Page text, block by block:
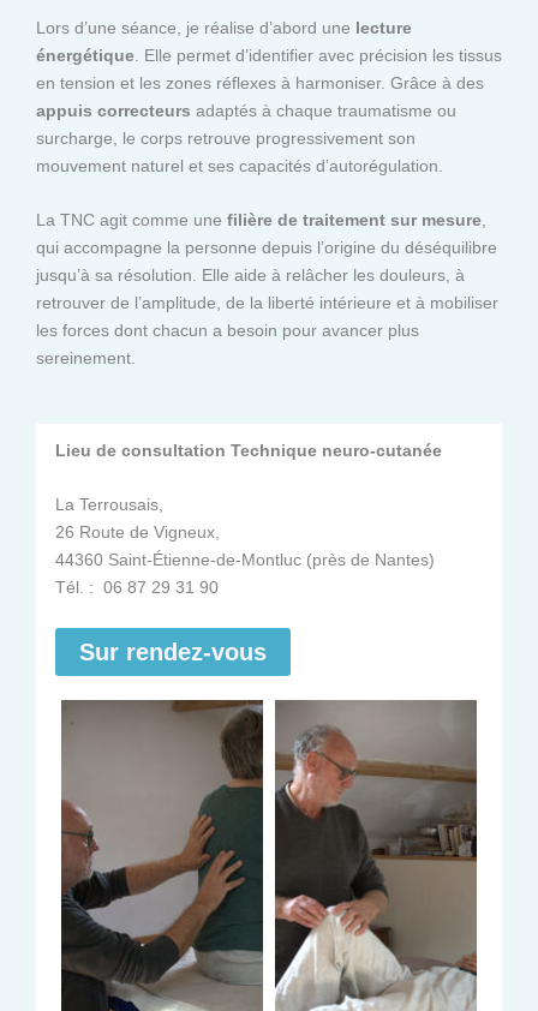
Lors d’une séance, je réalise d’abord une lecture
énergétique . Elle permet d’identifier avec précision les tissus
en tension et les zones réflexes à harmoniser. Grâce à des
appuis correcteurs adaptés à chaque traumatisme ou
surcharge, le corps retrouve progressivement son
mouvement naturel et ses capacités d’autorégulation.
La TNC agit comme une filière de traitement sur mesure,
qui accompagne la personne depuis l’origine du déséquilibre
jusqu’à sa résolution. Elle aide à relâcher les douleurs, à
retrouver de l’amplitude, de la liberté intérieure et à mobiliser
les forces dont chacun a besoin pour avancer plus
sereinement.
Lieu de consultation Technique neuro-cutanée
La Terrousais,
26 Route de Vigneux,
44360 Saint-Étienne-de-Montluc (près de Nantes)
Tél. : 06 87 29 31 90
Sur rendez-vous